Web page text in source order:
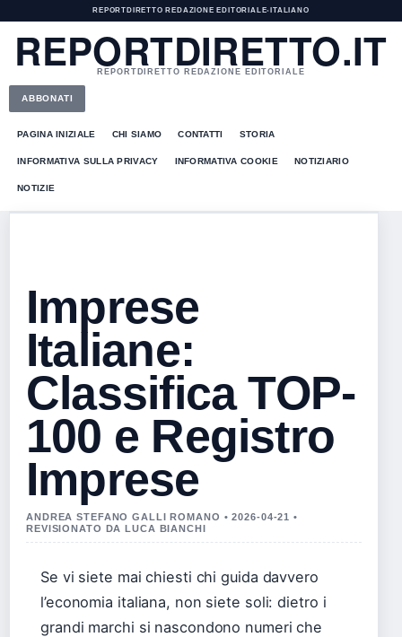
REPORTDIRETTO REDAZIONE EDITORIALE• ITALIANO
REPORTDIRETTO.IT
REPORTDIRETTO REDAZIONE EDITORIALE
ABBONATI
PAGINA INIZIALE CHI SIAMO CONTATTI STORIA
INFORMATIVA SULLA PRIVACY INFORMATIVA COOKIE NOTIZIARIO
NOTIZIE
Imprese
Italiane:
Classifica TOP-
100 e Registro
Imprese
ANDREA STEFANO GALLI ROMANO • 2026-04-21 •
REVISIONATO DA LUCA BIANCHI
Se vi siete mai chiesti chi guida davvero
l’economia italiana, non siete soli: dietro i
grandi marchi si nascondono numeri che